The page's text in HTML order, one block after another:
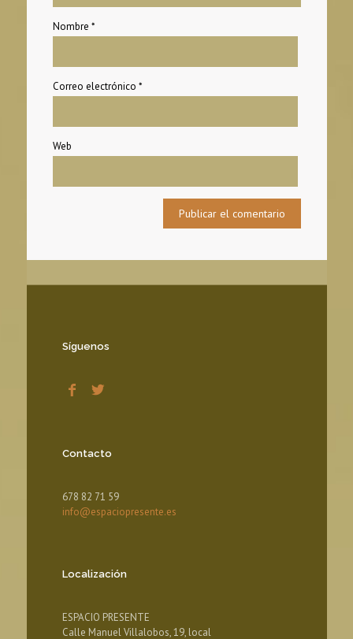
Nombre *
Correo electrónico *
Web
Síguenos
Contacto
678 82 71 59
info@espaciopresente.es
Localización
ESPACIO PRESENTE
Calle Manuel Villalobos, 19, local